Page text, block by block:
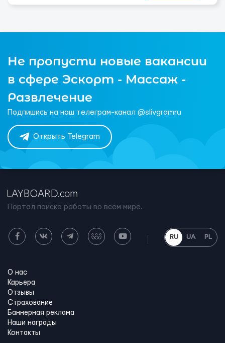
Не пропусти новые вакансии
в сфере Эскорт - Массаж -
Развлечение
Подпишись на наш телеграм-канал @slivgramru
Открыть Telegram
Портал поиска работы во всем мире.
RU UA PL
О нас
Карьера
Отзывы
Страхование
Баннерная реклама
Наши награды
Контакты